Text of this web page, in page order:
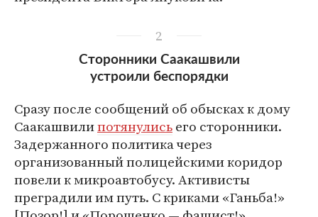
2
Сторонники Саакашвили
устроили беспорядки
Сразу после сообщений об обысках к дому
Саакашвилипотянулисьего сторонники.
Задержанного политика через
организованный полицейскими коридор
повели к микроавтобусу. Активисты
преградили им путь. С криками «Ганьба!»